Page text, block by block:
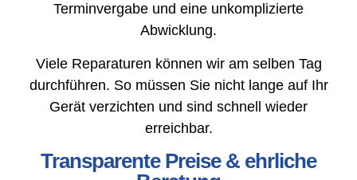
Terminvergabe und eine unkomplizierte
Abwicklung.
Viele Reparaturen können wir am selben Tag
durchführen. So müssen Sie nicht lange auf Ihr
Gerät verzichten und sind schnell wieder
erreichbar.
Transparente Preise & ehrliche